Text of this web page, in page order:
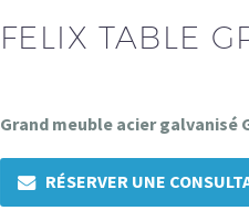
FELIX TABLE
Grand meuble acier galvanisé
RÉSERVER UNE